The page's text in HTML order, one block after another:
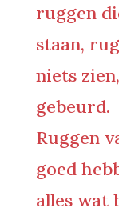
ruggen
staan,
niets
gebeurd.
Ruggen
goed
alles wat